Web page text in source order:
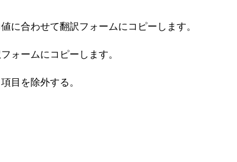
に合わせて翻訳フォームにコピーします。
ォームにコピーします。
目を除外する。